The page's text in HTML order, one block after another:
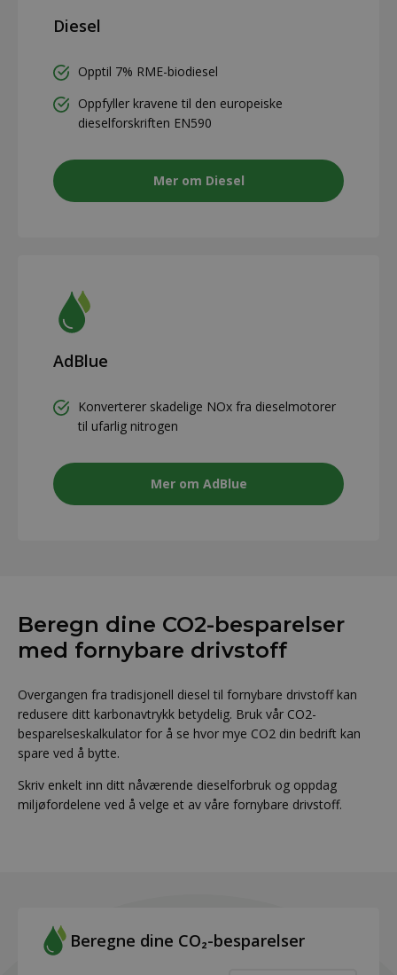
Diesel
Opptil 7% RME-biodiesel
Oppfyller kravene til den europeiske
dieselforskriften EN590
Mer om Diesel
AdBlue
Konverterer skadelige NOx fra dieselmotorer
til ufarlig nitrogen
Mer om AdBlue
Beregn dine CO2-besparelser
med fornybare drivstoff
Overgangen fra tradisjonell diesel til fornybare drivstoff kan
redusere ditt karbonavtrykk betydelig. Bruk vår CO2-
besparelseskalkulator for å se hvor mye CO2 din bedrift kan
spare ved å bytte.
Skriv enkelt inn ditt nåværende dieselforbruk og oppdag
miljøfordelene ved å velge et av våre fornybare drivstoff.
Beregne dine CO₂-besparelser